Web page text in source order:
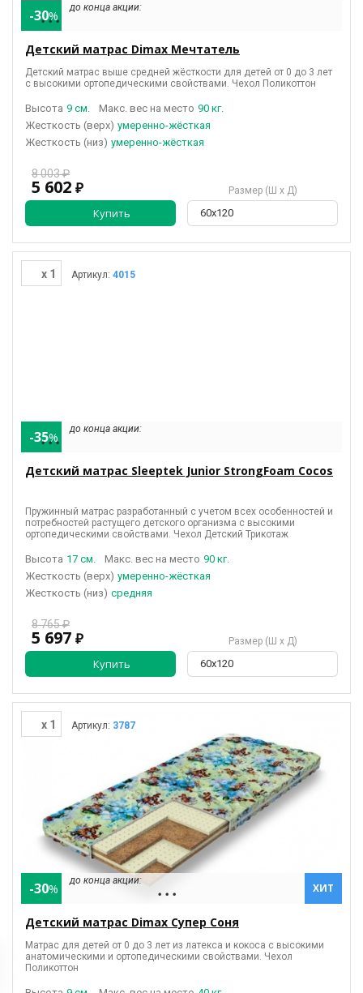
-30%
до конца акции:
Детский матрас Dimax Мечтатель
8 003 ₽
5 602 ₽ Размер (Ш х Д)
Купить 60х120
Детский матрас выше средней жёсткости для детей от 0 до 3 лет
с высокими ортопедическими свойствами. Чехол Поликоттон
Высота 9 см. Макс. вес на место 90 кг.
(верх) умеренно-жёсткая
(низ) умеренно-жёсткая
-35%
до конца акции:
x 1 Артикул: 4015
Детский матрас Sleeptek Junior StrongFoam Cocos
8 765 ₽
5 697 ₽ Размер (Ш х Д)
Купить 60х120
Пружинный матрас разработанный с учетом всех особенностей и
потребностей растущего детского организма с высокими
ортопедическими свойствами. Чехол Детский Трикотаж
Высота 17 см. Макс. вес на место 90 кг.
(верх) умеренно-жёсткая
(низ) средняя
-30%
до конца акции:
• • • ХИТ
x 1 Артикул: 3787
Детский матрас Dimax Супер Соня
Матрас для детей от 0 до 3 лет из латекса и кокоса с высокими
анатомическими и ортопедическими свойствами. Чехол
Поликоттон